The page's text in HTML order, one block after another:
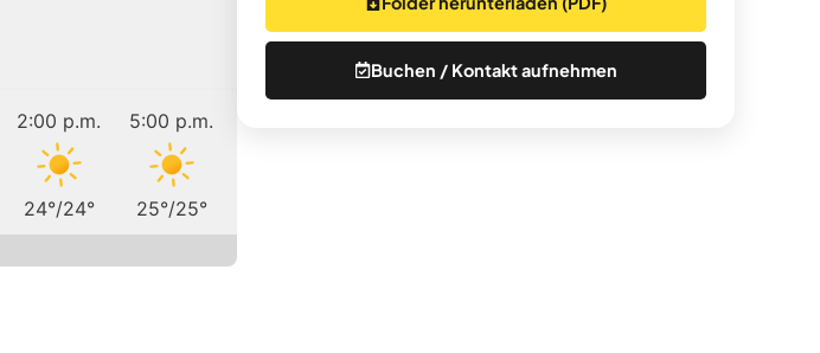
2:00 p.m.
24°/24°
5:00 p.m.
25°/25°
Buchen / Kontakt aufnehmen